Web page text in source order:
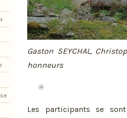
Gaston SEYCHAL,
honneurs
Les participants se